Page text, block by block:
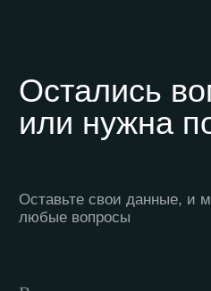
Труборезы
О компании
Лазерные аппараты